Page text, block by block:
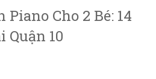
Cho 2 Bé: 14
Quận 10